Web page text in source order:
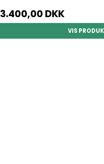
3.400,00 DKK
VIS